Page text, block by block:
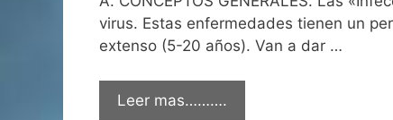
virus. Estas enfermedades tienen un
extenso (5-20 años). Van a dar …
Leer mas……….